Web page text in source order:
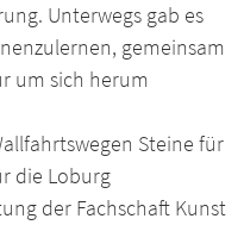
Unterwegs gab es
gemeinsam
um sich herum
Steine für
die Loburg
der Fachschaft Kunst